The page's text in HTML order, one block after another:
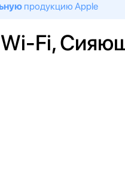
продукцию Apple
Fi,